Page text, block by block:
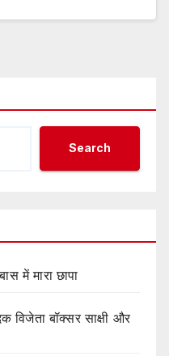
Search
में मारा छापा
बॉक्सर साक्षी और